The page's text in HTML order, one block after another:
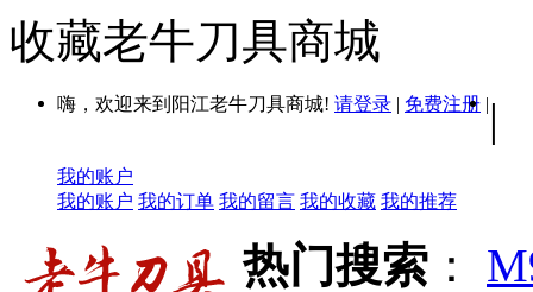
收藏老牛刀具商城
嗨，欢迎来到阳江老牛刀具商城! 请登录 | 免费注册 | |
我的账户
我的账户 我的订单 我的留言 我的收藏 我的推荐
热门搜索 ：